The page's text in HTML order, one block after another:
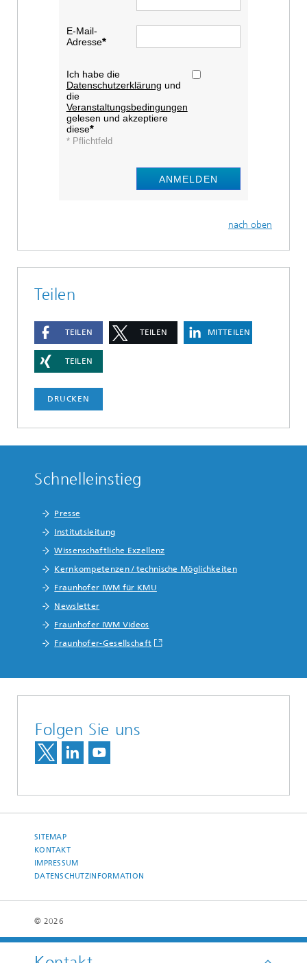
E-Mail-
Adresse
Ich habe die
Datenschutzerklärung und
die
Veranstaltungsbedingungen
gelesen und akzeptiere
diese
* Pflichtfeld
ANMELDEN
nach oben
Teilen
TEILEN TEILEN MITTEILEN
TEILEN
DRUCKEN
Schnelleinstieg
Presse
Institutsleitung
Wissenschaftliche Exzellenz
Kernkompetenzen / technische Möglichkeiten
Fraunhofer IWM für KMU
Newsletter
Fraunhofer IWM Videos
Fraunhofer-Gesellschaft
Folgen Sie uns
SITEMAP
KONTAKT
IMPRESSUM
DATENSCHUTZINFORMATION
© 2026